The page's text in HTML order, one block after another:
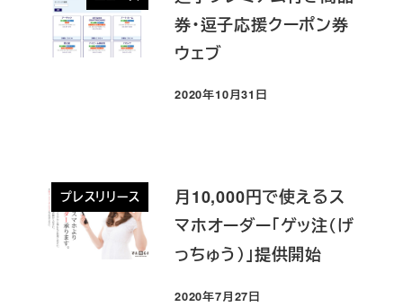
券・逗子応援クーポン券
ウェブ
投稿日
2020年10月31日
プレスリリース
月10,000円で使えるス
マホオーダー「ゲッ注（げ
っちゅう）」提供開始
2020年7月27日